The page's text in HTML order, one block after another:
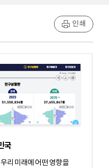
인쇄
국
리 미래에 어떤 영향을